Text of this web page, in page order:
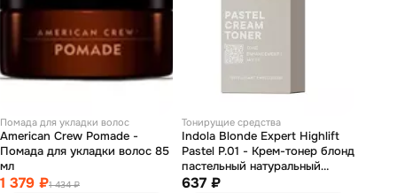
Помада для укладки волос
American Crew Pomade -
Помада для укладки волос 85
мл
1 379 ₽1 434 ₽
Тонирущие средства
Indola Blonde Expert Highlift
Pastel P.01 - Крем-тонер блонд
пастельный натуральный
пепельный 60 мл
637 ₽